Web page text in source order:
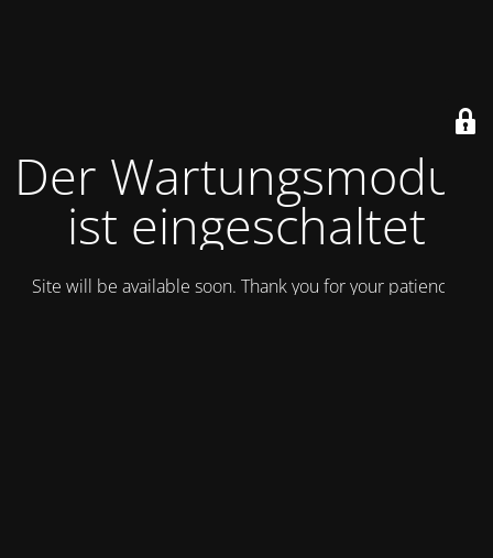
Der Wartungsmodus
ist eingeschaltet
Site will be available soon. Thank you for your patience!